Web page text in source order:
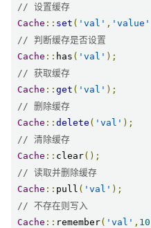
// 设置缓存
Cache :: set ( 'val' , 'value'
// 判断缓存是否设置
Cache :: has ( 'val' );
// 获取缓存
Cache :: get ( 'val' );
// 删除缓存
Cache :: delete ( 'val' );
// 清除缓存
Cache :: clear();
// 读取并删除缓存
Cache :: pull ( 'val' );
// 不存在则写入
Cache :: remember( 'val' , 10